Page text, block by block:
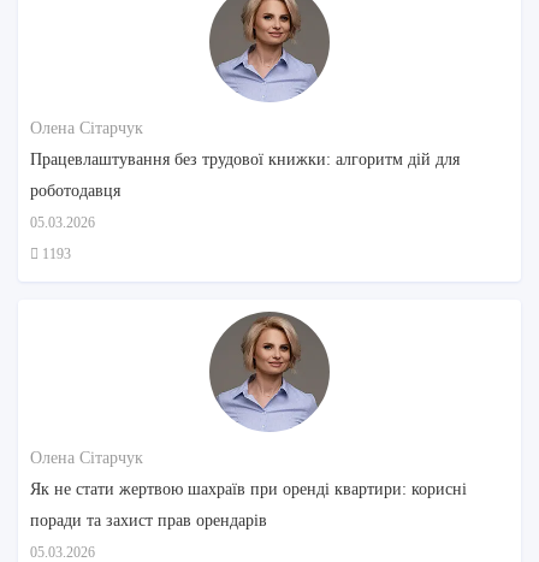
Олена Сітарчук
Працевлаштування без трудової книжки: алгоритм дій для
роботодавця
05.03.2026
1193
Олена Сітарчук
Як не стати жертвою шахраїв при оренді квартири: корисні
поради та захист прав орендарів
05.03.2026